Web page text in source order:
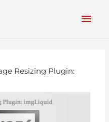
Resizing Plugin: